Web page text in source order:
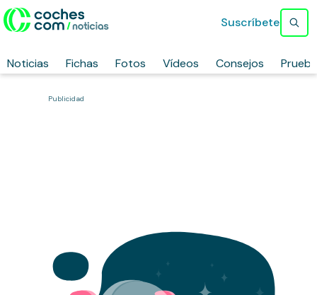
Noticias Fichas Fotos Vídeos Consejos
Suscríbete
Publicidad